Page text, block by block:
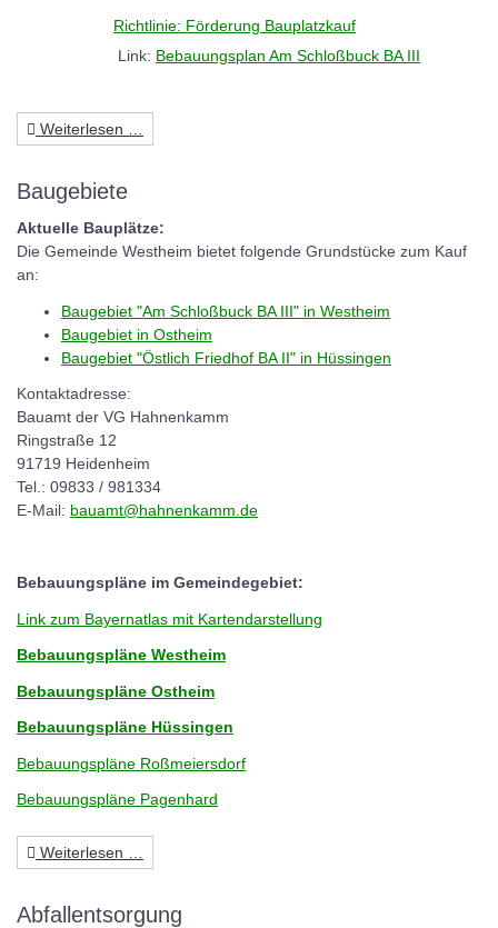
Richtlinie: Förderung Bauplatzkauf
Link: Bebauungsplan Am Schloßbuck BA III
Weiterlesen …
Baugebiete
Aktuelle Bauplätze:
Die Gemeinde Westheim bietet folgende Grundstücke zum Kauf
an:
Baugebiet "Am Schloßbuck BA III" in Westheim
Baugebiet in Ostheim
Baugebiet "Östlich Friedhof BA II" in Hüssingen
Kontaktadresse:
Bauamt der VG Hahnenkamm
Ringstraße 12
91719 Heidenheim
Tel.: 09833 / 981334
E-Mail: bauamt@hahnenkamm.de
Bebauungspläne im Gemeindegebiet:
Link zum Bayernatlas mit Kartendarstellung
Bebauungspläne Westheim
Bebauungspläne Ostheim
Bebauungspläne Hüssingen
Bebauungspläne Roßmeiersdorf
Bebauungspläne Pagenhard
Weiterlesen …
Abfallentsorgung